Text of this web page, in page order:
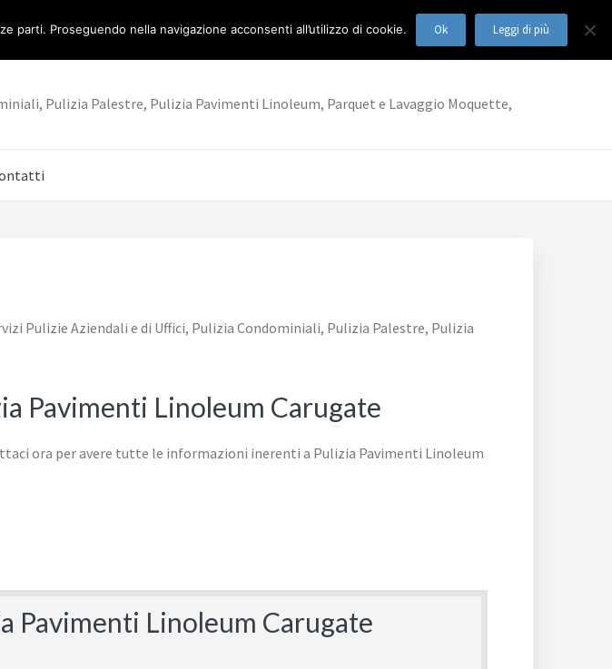
Pulizia Palestre, Pulizia Pavimenti Linoleum, Parquet e Lavaggio Moquette,
Pulizie Aziendali e di Uffici, Pulizia Condominiali, Pulizia Palestre, Pulizia
Pavimenti Linoleum Carugate
Pavimenti Linoleum Carugate
Proseguendo nella navigazione acconsenti all’utilizzo di cookie. Ok Leggi di più